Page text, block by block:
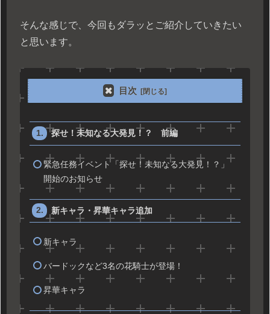
そんな感じで、今回もダラッとご紹介していきたい
と思います。
目次
探せ！未知なる大発見！？ 前編
緊急任務イベント「探せ！未知なる大発見！？」
開始のお知らせ
新キャラ・昇華キャラ追加
新キャラ
バードックなど3名の花騎士が登場！
昇華キャラ